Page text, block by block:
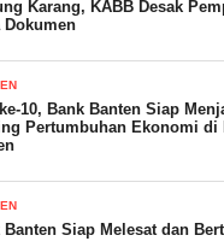
paguyuban, tetapi
di sekitar. Dengan
pihak, kegiatan ini
sosial yang
Karang, KABB Desak
Dokumen
10, Bank Banten Siap
Pertumbuhan Ekonomi di
Banten Siap Melesat dan